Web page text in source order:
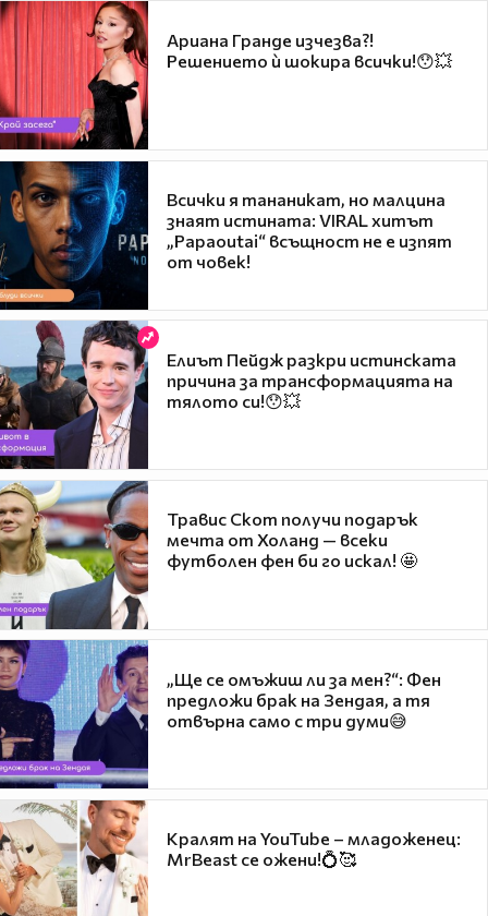
Ариана Гранде изчезва?!
Решението ѝ шокира всички!😯💥
Всички я тананикат, но малцина
знаят истината: VIRAL хитът
„Papaoutai“ всъщност не е изпят
от човек!
Елиът Пейдж разкри истинската
причина за трансформацията на
тялото си!😯💥
Травис Скот получи подарък
мечта от Холанд — всеки
футболен фен би го искал! 🤩
„Ще се омъжиш ли за мен?“: Фен
предложи брак на Зендая, а тя
отвърна само с три думи😅
Кралят на YouTube – младоженец:
MrBeast се ожени!💍🥰